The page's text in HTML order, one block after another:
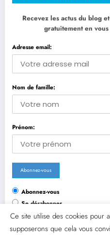
Recevez les actus du blog
gratuitement en
Adresse email:
Nom de famille:
Prénom:
Abonnez-vous
Se désabonner
Ce site utilise des cookies pour
supposerons que cela vous